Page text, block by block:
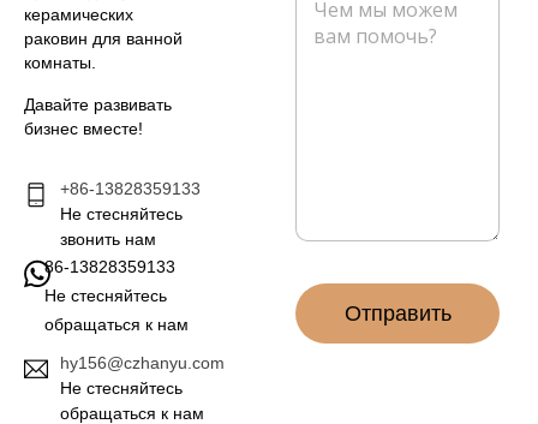
керамических
раковин для ванной
комнаты.
Давайте развивать
бизнес вместе!
+86-13828359133
Не стесняйтесь
звонить нам
86-13828359133
Не стесняйтесь
обращаться к нам
hy156@czhanyu.com
Не стесняйтесь
обращаться к нам
а
н
Отправить